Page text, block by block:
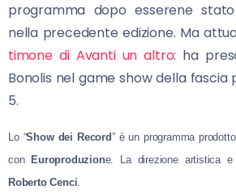
programma dopo esserene
nella precedente edizione. Ma
timone di Avanti un altro: ha
Bonolis nel game show della fascia
5.
Lo “Show dei Record” è un programma
con Europroduzione. La direzione artistica
Roberto Cenci